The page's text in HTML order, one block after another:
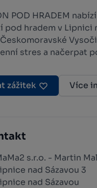
POD HRADEM
pod hradem v Lipnici
stres a načerpat
zážitek Více
s.r.o. - Martin
nad Sázavou 3
nad Sázavou